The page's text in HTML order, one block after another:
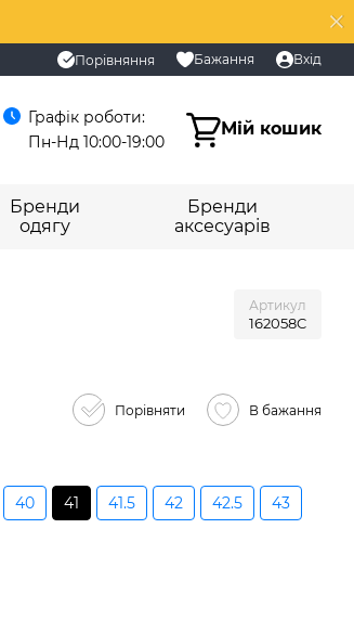
Порівняння Бажання Вхід
Графік роботи:
Пн-Нд 10:00-19:00
Мій кошик
Бренди
одягу
Бренди
аксесуарів
Артикул
162058C
Порівняти В бажання
40 41 41.5 42 42.5 43